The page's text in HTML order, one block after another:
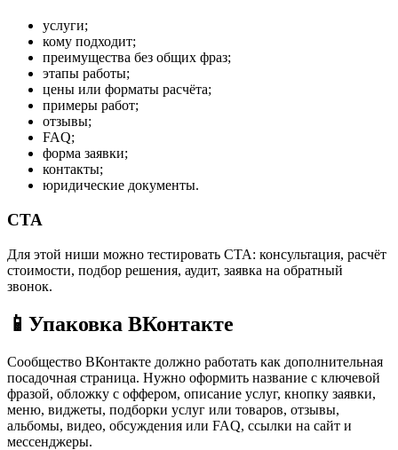
услуги;
кому подходит;
преимущества без общих фраз;
этапы работы;
цены или форматы расчёта;
примеры работ;
отзывы;
FAQ;
форма заявки;
контакты;
юридические документы.
CTA
Для этой ниши можно тестировать CTA: консультация, расчёт
стоимости, подбор решения, аудит, заявка на обратный
звонок.
📱 Упаковка ВКонтакте
Сообщество ВКонтакте должно работать как дополнительная
посадочная страница. Нужно оформить название с ключевой
фразой, обложку с оффером, описание услуг, кнопку заявки,
меню, виджеты, подборки услуг или товаров, отзывы,
альбомы, видео, обсуждения или FAQ, ссылки на сайт и
мессенджеры.